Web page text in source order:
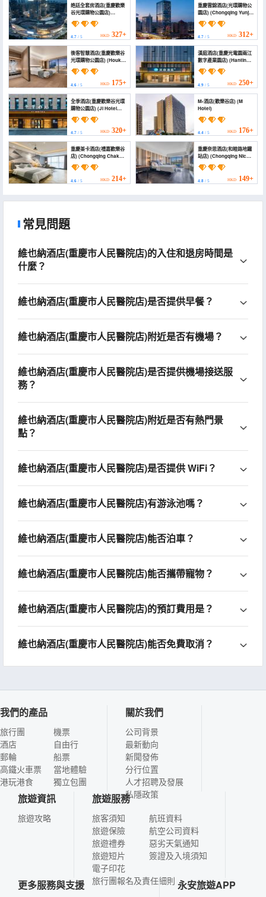
皓廷全套房酒店(重慶歡樂
谷光環購物公園店)
(Haoting Suites Hotel
(Chongqing The Ring
Guanghuan Brunch))
4.7 / 5 HKD 327+
重慶雲錦酒店(光環購物公
園店) (Chongqing Yunjin
Hotel (Guanghuan
Shopping Park Branch))
4.7/ 5 HKD 312+
後客智慧酒店(重慶歡樂谷
光環購物公園店) (Houke
Smart Hotel)
4.6 / 5 HKD 175+
漢庭酒店(重慶光電園兩江
數字產業園店) (Hanting
(Chongqing Optical
Valley Park, Liangjiang
Digital Industry Park))
4.9/ 5 HKD 250+
全季酒店(重慶歡樂谷光環
購物公園店) (JI Hotel
(Chongqing Happy
Valley and The Ring
Shopping Park and
Chongguang Metro
Station Hotel))
4.7 / 5 HKD 320+
M•酒店(歡樂谷店) (M
Hotel)
4.4/ 5 HKD 176+
重慶茶卡酒店(禮嘉歡樂谷
店) (Chongqing Chaka
Hotel)
4.6 / 5 HKD 214+
重慶奈思酒店(和睦路地鐵
站店) (Chongqing Nice
Hotel (Hemu Road
Subway Station
4.8/ 5 HKD 149+
常見問題
維也納酒店(重慶市人民醫院店)的入住和退房時間是
什麼？
維也納酒店(重慶市人民醫院店)是否提供早餐？
維也納酒店(重慶市人民醫院店)附近是否有機場？
維也納酒店(重慶市人民醫院店)是否提供機場接送服
務？
維也納酒店(重慶市人民醫院店)附近是否有熱門景
點？
維也納酒店(重慶市人民醫院店)是否提供 WiFi？
維也納酒店(重慶市人民醫院店)有游泳池嗎？
維也納酒店(重慶市人民醫院店)能否泊車？
維也納酒店(重慶市人民醫院店)能否攜帶寵物？
維也納酒店(重慶市人民醫院店)的預訂費用是？
維也納酒店(重慶市人民醫院店)能否免費取消？
我們的產品
旅行團
酒店
郵輪
高鐵火車票
港玩港食
機票
自由行
船票
當地體驗
獨立包團
關於我們
公司背景
最新動向
新聞發佈
分行位置
人才招聘及發展
私隱政策
旅遊資訊
旅遊攻略
旅遊服務
旅客須知
旅遊保險
旅遊禮券
旅遊短片
電子印花
航班資料
航空公司資料
惡劣天氣通知
簽證及入境須知
旅行團報名及責任細則
更多服務與支援 永安旅遊APP